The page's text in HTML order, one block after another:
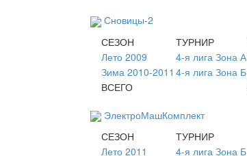
Сновицы-2
СЕЗОН
ТУРНИР
Лето 2009
4-я лига Зона А
Зима 2010-2011 4-я лига Зона Б
ВСЕГО
ЭлектроМашКомплект
СЕЗОН
ТУРНИР
Лето 2011
4-я лига Зона Б